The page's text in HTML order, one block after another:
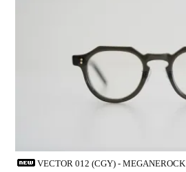
VECTOR 012 (CGY) - MEGANEROCK